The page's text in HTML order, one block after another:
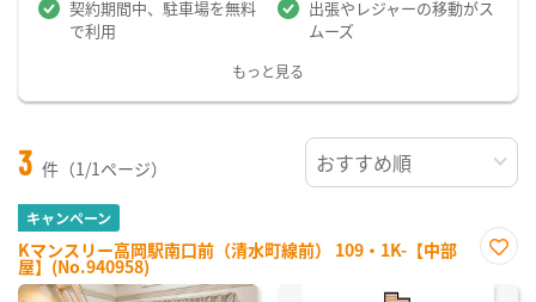
契約期間中、駐車場を無料
で利用
出張やレジャーの移動がス
ムーズ
もっと見る
3 件（1/1ページ）
キャンペーン
Kマンスリー高岡駅南口前（清水町線前） 109・1K-【中部
屋】(No.940958)
に入